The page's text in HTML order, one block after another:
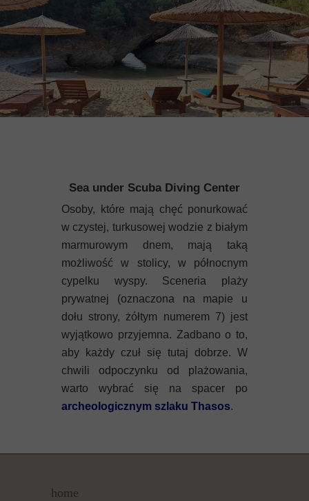
home
Sea under Scuba Diving Center
Osoby, które mają chęć ponurkować
w czystej, turkusowej wodzie z białym
marmurowym dnem, mają taką
możliwość w stolicy, w północnym
cypelku wyspy. Sceneria plaży
prywatnej (oznaczona na mapie u
dołu strony, żółtym numerem 7) jest
wyjątkowo przyjemna. Zadbano o to,
aby każdy czuł się tutaj dobrze. W
chwili odpoczynku od plażowania,
warto wybrać się na spacer po
archeologicznym szlaku Thasos.